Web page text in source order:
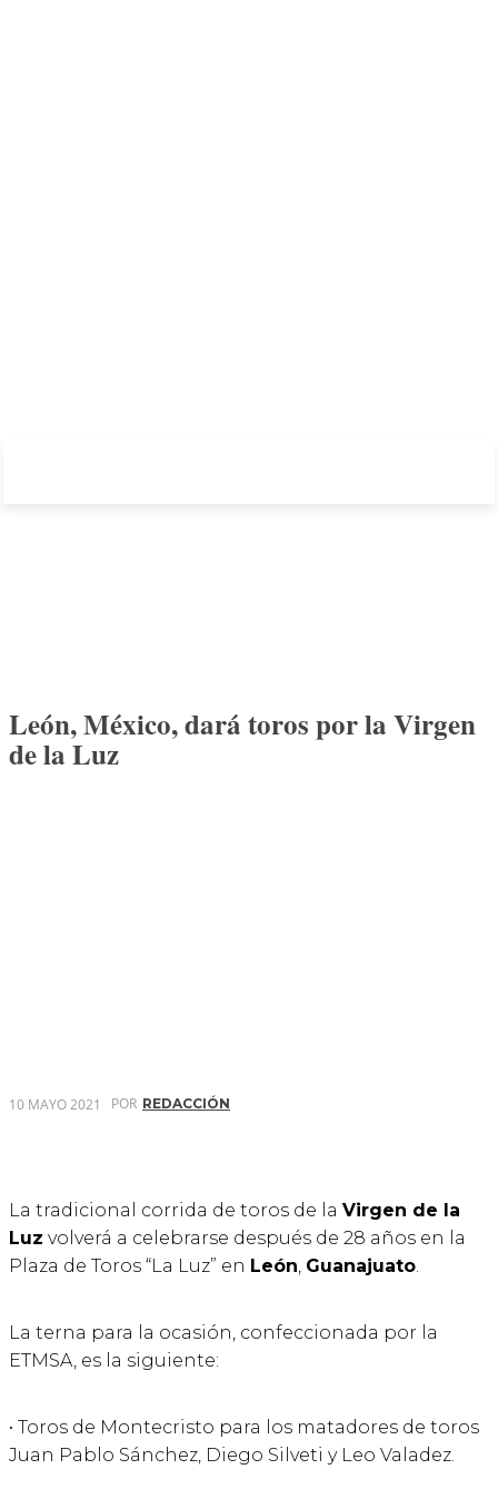
León, México, dará toros por la Virgen
de la Luz
10 MAYO 2021 POR REDACCIÓN
La tradicional corrida de toros de la Virgen de la
Luz volverá a celebrarse después de 28 años en la
Plaza de Toros “La Luz” en León Guanajuato
La terna para la ocasión, confeccionada por la
ETMSA, es la siguiente:
• Toros de Montecristo para los matadores de toros
Juan Pablo Sánchez, Diego Silveti y Leo Valadez.